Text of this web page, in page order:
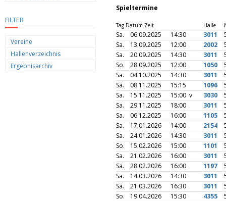
FILTER
Vereine
Hallenverzeichnis
Ergebnisarchiv
Spieltermine
Tag Datum Zeit Halle
Sa. 06.09.2025 14:30 3011
Sa.
13.09.2025 12:00 2002
Sa.
20.09.2025 14:30 3011
So.
28.09.2025 12:00 1050
Sa.
04.10.2025 14:30 3011
Sa.
08.11.2025 15:15 1096
Sa.
15.11.2025 15:00 v 3030
Sa.
29.11.2025 18:00 3011
Sa.
06.12.2025 16:00 1105
Sa.
17.01.2026 14:00 2154
Sa.
24.01.2026 14:30 3011
So.
15.02.2026 15:00 1101
Sa.
21.02.2026 16:00 3011
Sa.
28.02.2026 16:00 1197
Sa.
14.03.2026 14:30 3011
Sa.
21.03.2026 16:30 3011
So.
19.04.2026 15:30 4355